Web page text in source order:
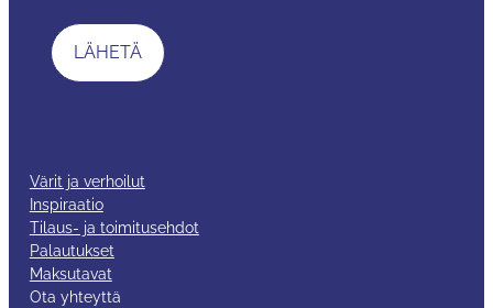
Värit ja verhoilut
Inspiraatio
Tilaus- ja toimitusehdot
Palautukset
Maksutavat
Ota yhteyttä